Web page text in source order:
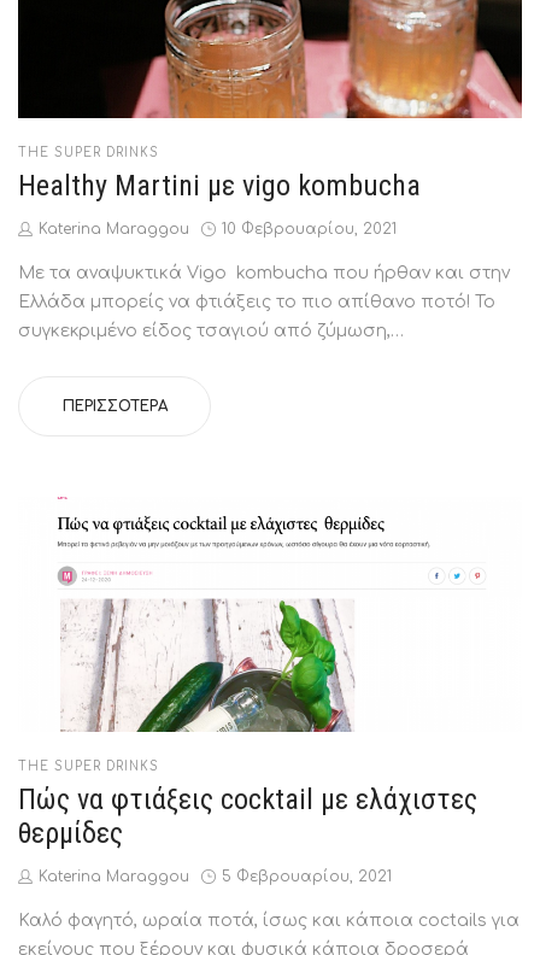
POSTED
THE SUPER DRINKS
Healthy Martini με vigo kombucha
by
Katerina Maraggou
Posted
10 Φεβρουαρίου, 2021
Με τα αναψυκτικά Vigo kombucha που ήρθαν και στην
Ελλάδα μπορείς να φτιάξεις το πιο απίθανο ποτό! Το
συγκεκριμένο είδος τσαγιού από ζύμωση,…
ΠΕΡΙΣΣΌΤΕΡΑ
POSTED
THE SUPER DRINKS
Πώς να φτιάξεις cocktail με ελάχιστες
θερμίδες
by
Katerina Maraggou
Posted
5 Φεβρουαρίου, 2021
Καλό φαγητό, ωραία ποτά, ίσως και κάποια coctails για
εκείνους που ξέρουν και φυσικά κάποια δροσερά